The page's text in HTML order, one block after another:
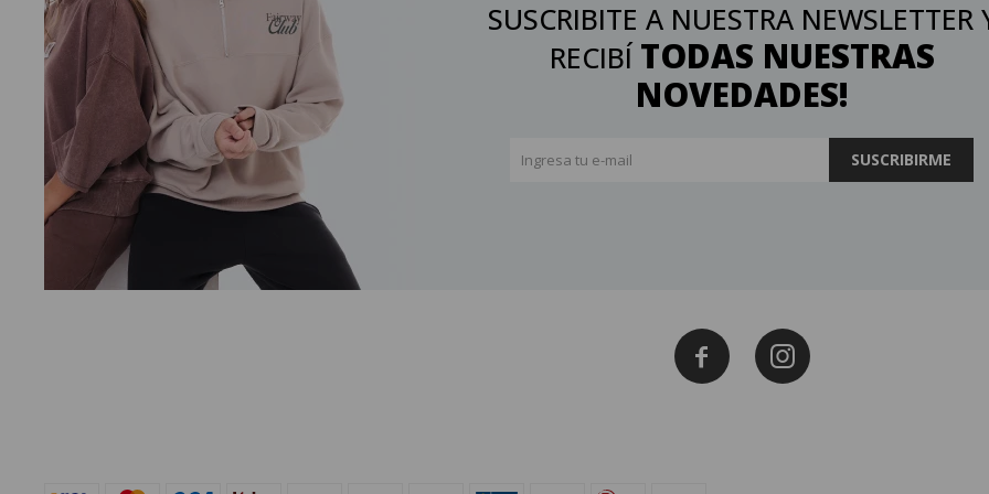
SUSCRIBITE A NUESTRA NEWSLETTER
RECIBÍ TODAS NUESTRAS
NOVEDADES!
SUSCRIBIRME
 